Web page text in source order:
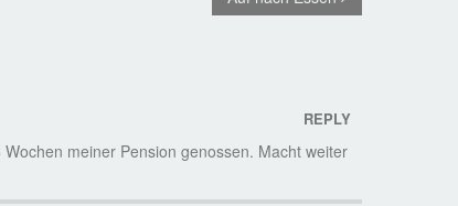
REPLY
meiner Pension genossen. Macht weiter